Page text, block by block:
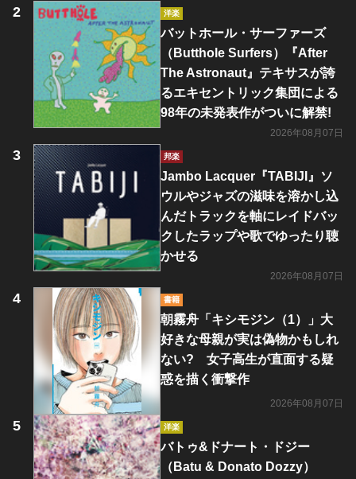
洋楽
バットホール・サーファーズ
（Butthole Surfers）『After
The Astronaut』テキサスが誇
るエキセントリック集団による
98年の未発表作がついに解禁!
2026年08月07日
邦楽
Jambo Lacquer『TABIJI』ソ
ウルやジャズの滋味を溶かし込
んだトラックを軸にレイドバッ
クしたラップや歌でゆったり聴
かせる
2026年08月07日
書籍
朝霧舟「キシモジン（1）」大
好きな母親が実は偽物かもしれ
ない? 女子高生が直面する疑
惑を描く衝撃作
2026年08月07日
洋楽
バトゥ&ドナート・ドジー
（Batu & Donato Dozzy）